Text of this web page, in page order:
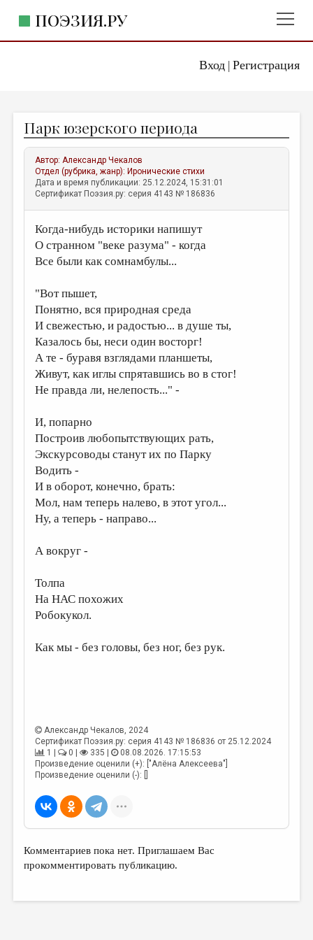
Вход| Регистрация
ПОЭЗИЯ.РУ
ЖАНРЫ
АВТОРЫ
КОММЕНТАРИИ
ЛИТСАЛОН
НОВОСТИ
ПРАВИЛА САЙТА
ОТДЕЛЫ И РУБРИКИ
ИЗБРАННОЕ
ДАЙДЖЕСТ
ПРОИЗВЕДЕНИЯ
ПЕРЕВОДЫ
ДЕТСКАЯ КОМНАТА
КНИЖНАЯ ПОЛКА
ОБЗОР ЛИТЕРАТУРЫ
СТРАНИЦЫ ПАМЯТИ
ОБЪЯВЛЕНИЯ
КОЛОНКА РЕДАКТОРА
РЕДКОЛЛЕГИЯ
ОТ РЕДАКЦИИ
ЭССЕИСТИКА
ПУБЛИЦИСТИКА
РЕЦЕНЗИРОВАНИЕ
ЦИКЛЫ ПУБЛИКАЦИЙ
ТРЕДИАКОВСКИЙ
МЕДИА
ВКОНТАКТЕ
Парк юзерского периода
Автор:Александр Чекалов
Отдел (рубрика, жанр): Иронические стихи
Дата и время публикации: 25.12.2024, 15:31:01
Сертификат Поэзия.ру: серия 4143 № 186836
Когда-нибудь историки напишут
О странном "веке разума" - когда
Все были как сомнамбулы...
"Вот пышет,
Понятно, вся природная среда
И свежестью, и радостью... в душе ты,
Казалось бы, неси один восторг!
А те - буравя взглядами планшеты,
Живут, как иглы спрятавшись во в стог!
Не правда ли, нелепость..." -
И, попарно
Построив любопытствующих рать,
Экскурсоводы станут их по Парку
Водить -
И в оборот, конечно, брать:
Мол, нам теперь налево, в этот угол...
Ну, а теперь - направо...
А вокруг -
Толпа
На НАС похожих
Робокукол.
Как мы - без головы, без ног, без рук.
Александр Чекалов, 2024
Сертификат Поэзия.ру: серия 4143 № 186836 от 25.12.2024
1 |
0 | 335 |
08.08.2026. 17:15:53
Произведение оценили (+): ["Алёна Алексеева"]
Произведение оценили (-): []
Комментариев пока нет. Приглашаем Вас
прокомментировать публикацию.